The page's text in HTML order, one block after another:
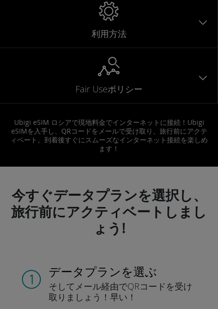
利用方法
Fair Useポリシー
Ubigi eSIM ロシアで現地料金でインターネットに接続！Ubigi
eSIMを入手し、QRコードをメールで受け取り、旅行前にアクテ
ィベート。到着後すぐにスムーズなインターネット接続を楽しめ
ます！
今すぐデータプランを選択し、
旅行前にアクティベートしまし
ょう!
データプランを選ぶ
そしてメール経由でQRコードを受け
取りましょう！早い！